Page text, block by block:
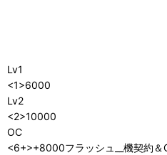
Lv1
<1>6000
Lv2
<2>10000
OC
<6+>+8000フラッシュ__機契約＆